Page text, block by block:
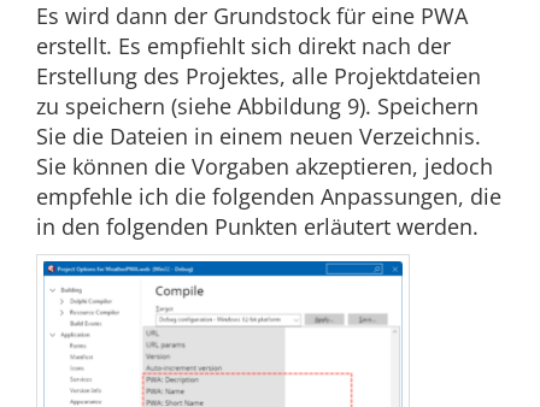
Es wird dann der Grundstock für eine PWA
erstellt. Es empfiehlt sich direkt nach der
Erstellung des Projektes, alle Projektdateien
zu speichern (siehe Abbildung 9). Speichern
Sie die Dateien in einem neuen Verzeichnis.
Sie können die Vorgaben akzeptieren, jedoch
empfehle ich die folgenden Anpassungen, die
in den folgenden Punkten erläutert werden.